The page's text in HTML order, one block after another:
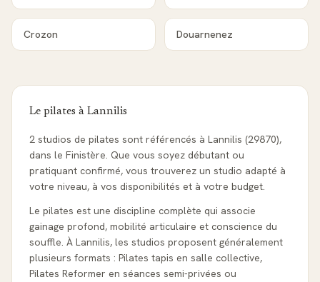
Crozon Douarnenez
Le pilates à Lannilis
2 studios de pilates sont référencés à Lannilis (29870),
dans le Finistère. Que vous soyez débutant ou
pratiquant confirmé, vous trouverez un studio adapté à
votre niveau, à vos disponibilités et à votre budget.
Le pilates est une discipline complète qui associe
gainage profond, mobilité articulaire et conscience du
souffle. À Lannilis, les studios proposent généralement
plusieurs formats : Pilates tapis en salle collective,
Pilates Reformer en séances semi-privées ou